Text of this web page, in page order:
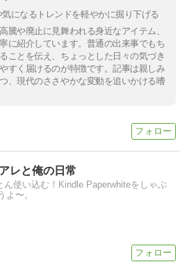
になるトレンドを軽やかに掘り下げる
騰や廃止に見舞われる身近なアイテム、
に紹介しています。普通の出来事でもち
ことを伝え、ちょっとした日々の気づき
すく届けるのが特徴です。記事は親しみ
、現代のささやかな変動を追いかける嗜
レと俺の日常
ん使い込む！Kindle Paperwhiteをしゃぶ
よ〜。